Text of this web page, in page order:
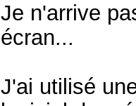
Je n'arrive
écran...
J'ai utilisé